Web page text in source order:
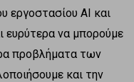
εργοστασίου ΑΙ και
ευρύτερα να μπορούμε
προβλήματα των
και την